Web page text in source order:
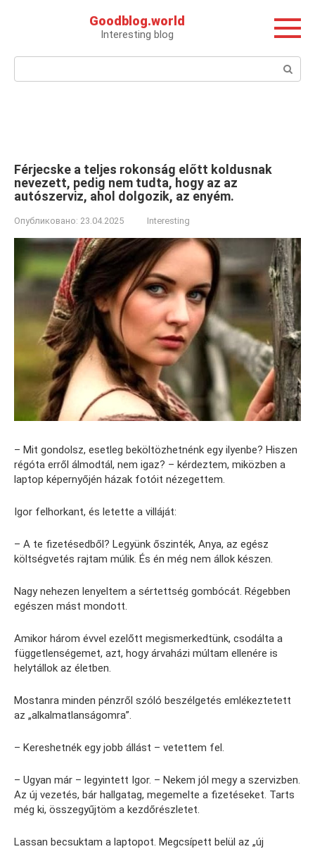
Goodblog.world
Interesting blog
Поиск:
Férjecske a teljes rokonság előtt koldusnak
nevezett, pedig nem tudta, hogy az az
autószerviz, ahol dolgozik, az enyém.
Опубликовано: 23.04.2025 Interesting
– Mit gondolsz, esetleg beköltözhetnénk egy ilyenbe? Hiszen
régóta erről álmodtál, nem igaz? – kérdeztem, miközben a
laptop képernyőjén házak fotóit nézegettem.
Igor felhorkant, és letette a villáját:
– A te fizetésedből? Legyünk őszinték, Anya, az egész
költségvetés rajtam múlik. És én még nem állok készen.
Nagy nehezen lenyeltem a sértettség gombócát. Régebben
egészen mást mondott.
Amikor három évvel ezelőtt megismerkedtünk, csodálta a
függetlenségemet, azt, hogy árvaházi múltam ellenére is
helytállok az életben.
Mostanra minden pénzről szóló beszélgetés emlékeztetett
az „alkalmatlanságomra”.
– Kereshetnék egy jobb állást – vetettem fel.
– Ugyan már – legyintett Igor. – Nekem jól megy a szervizben.
Az új vezetés, bár hallgatag, megemelte a fizetéseket. Tarts
még ki, összegyűjtöm a kezdőrészletet.
Lassan becsuktam a laptopot. Megcsípett belül az „új